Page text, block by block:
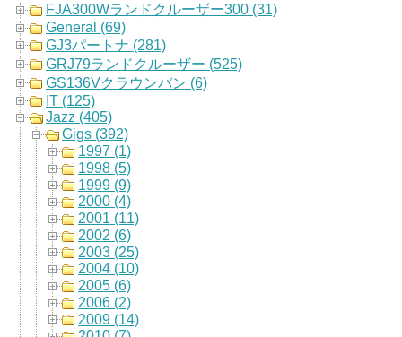
FJA300Wランドクルーザー300 (31)
General (69)
GJ3パートナ (281)
GRJ79ランドクルーザー (525)
GS136Vクラウンバン (6)
IT (125)
Jazz (405)
Gigs (392)
1997 (1)
1998 (5)
1999 (9)
2000 (4)
2001 (11)
2002 (6)
2003 (25)
2004 (10)
2005 (6)
2006 (2)
2009 (14)